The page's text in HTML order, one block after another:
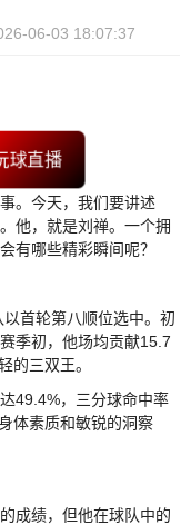
06-03 18:07:37
球直播
。今天，我们要讲述
他，就是刘禅。一个拥
有哪些精彩瞬间呢？
首轮第八顺位选中。初
季初，他场均贡献15.7
的三双王。
49.4%，三分球命中率
体素质和敏锐的洞察
成绩，但他在球队中的